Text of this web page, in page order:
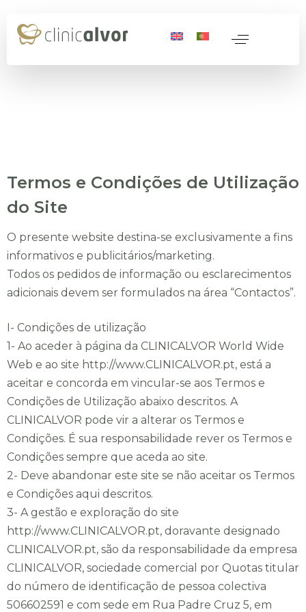
de Peso
Termos e Condições de Utilização
do Site
O presente website destina-se exclusivamente a fins
informativos e publicitários/marketing.
Todos os pedidos de informação ou esclarecimentos
adicionais devem ser formulados na área “Contactos”.
I- Condições de utilização
1- Ao aceder à página da CLINICALVOR World Wide
Web e ao site http://www.CLINICALVOR.pt, está a
aceitar e concorda em vincular-se aos Termos e
Condições de Utilização abaixo descritos. A
CLINICALVOR pode vir a alterar os Termos e
Condições. É sua responsabilidade rever os Termos e
Condições sempre que aceda ao site.
2- Deve abandonar este site se não aceitar os Termos
e Condições aqui descritos.
3- A gestão e exploração do site
http://www.CLINICALVOR.pt, doravante designado
CLINICALVOR.pt, são da responsabilidade da empresa
CLINICALVOR, sociedade comercial por Quotas titular
do número de identificação de pessoa colectiva
506602591 e com sede em Rua Padre Cruz 5, em